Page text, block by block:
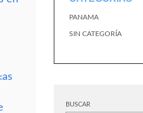
PANAMA
SIN CATEGORÍA
BUSCAR